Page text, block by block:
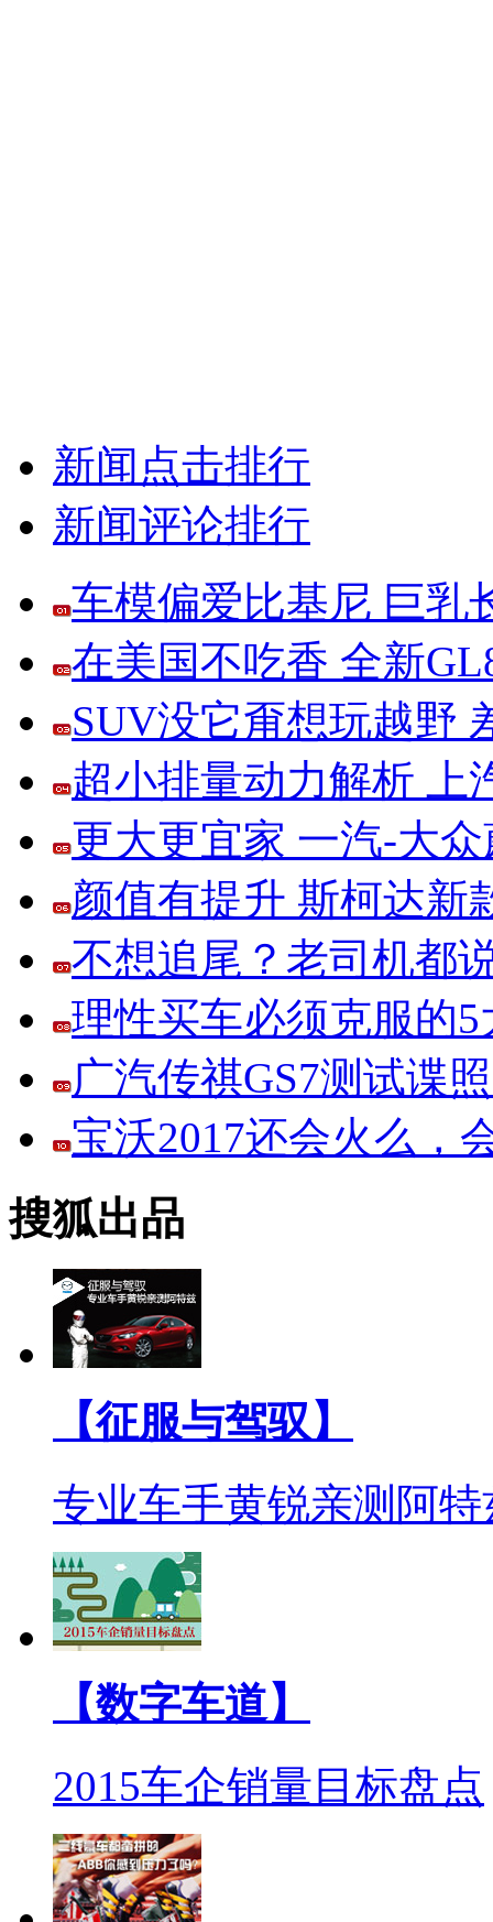
新闻点击排行
新闻评论排行
车模偏爱比基尼 巨乳
在美国不吃香 全新
SUV没它甭想玩越野
超小排量动力解析 上
更大更宜家 一汽-大
颜值有提升 斯柯达新
不想追尾？老司机都
理性买车必须克服的5
广汽传祺GS7测试谍
宝沃2017还会火么，
搜狐出品
【征服与驾驭】
专业车手黄锐亲测阿特
【数字车道】
2015车企销量目标盘点